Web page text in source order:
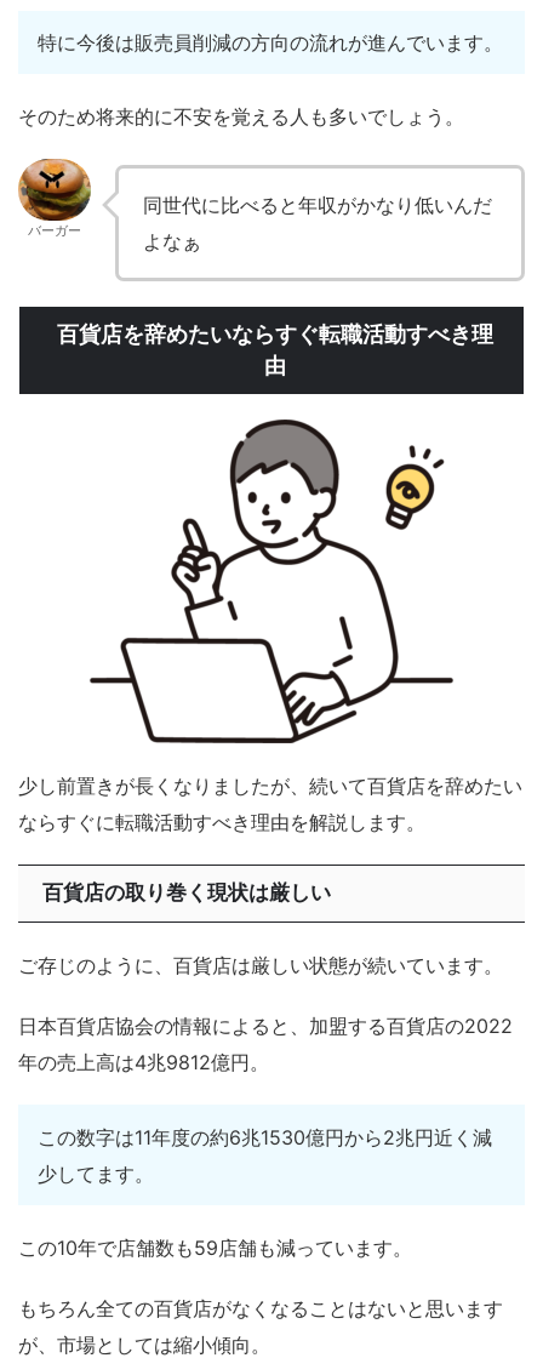
特に今後は販売員削減の方向の流れが進んでいます。
そのため将来的に不安を覚える人も多いでしょう。
バーガー
同世代に比べると年収がかなり低いんだ
よなぁ
百貨店を辞めたいならすぐ転職活動すべき理
由
少し前置きが長くなりましたが、続いて百貨店を辞めたい
ならすぐに転職活動すべき理由を解説します。
百貨店の取り巻く現状は厳しい
ご存じのように、百貨店は厳しい状態が続いています。
日本百貨店協会の情報によると、加盟する百貨店の2022
年の売上高は4兆9812億円。
この数字は11年度の約6兆1530億円から2兆円近く減
少してます。
この10年で店舗数も59店舗も減っています。
もちろん全ての百貨店がなくなることはないと思います
が、市場としては縮小傾向。